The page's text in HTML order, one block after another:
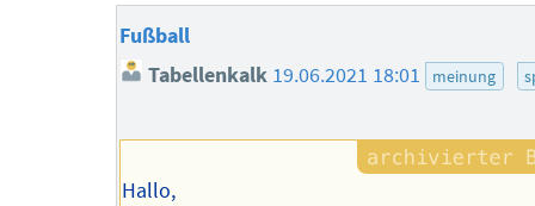
Fußball
Tabellenkalk 19.06.2021 18:01 meinung
Hallo,